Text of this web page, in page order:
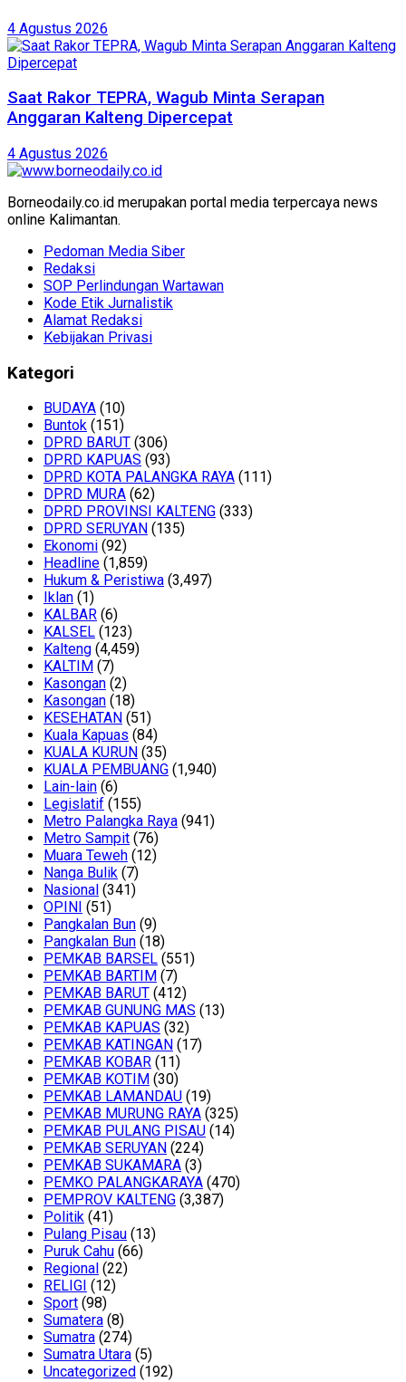
4 Agustus 2026
Saat Rakor TEPRA, Wagub Minta Serapan
Anggaran Kalteng Dipercepat
4 Agustus 2026
Borneodaily.co.id merupakan portal media terpercaya news
online Kalimantan.
Pedoman Media Siber
Redaksi
SOP Perlindungan Wartawan
Kode Etik Jurnalistik
Alamat Redaksi
Kebijakan Privasi
Kategori
BUDAYA (10)
Buntok (151)
DPRD BARUT (306)
DPRD KAPUAS (93)
DPRD KOTA PALANGKA RAYA (111)
DPRD MURA (62)
DPRD PROVINSI KALTENG (333)
DPRD SERUYAN (135)
Ekonomi (92)
Headline (1,859)
Hukum & Peristiwa (3,497)
Iklan (1)
KALBAR (6)
KALSEL (123)
Kalteng (4,459)
KALTIM (7)
Kasongan (2)
Kasongan (18)
KESEHATAN (51)
Kuala Kapuas (84)
KUALA KURUN (35)
KUALA PEMBUANG (1,940)
Lain-lain (6)
Legislatif (155)
Metro Palangka Raya (941)
Metro Sampit (76)
Muara Teweh (12)
Nanga Bulik (7)
Nasional (341)
OPINI (51)
Pangkalan Bun (9)
Pangkalan Bun (18)
PEMKAB BARSEL (551)
PEMKAB BARTIM (7)
PEMKAB BARUT (412)
PEMKAB GUNUNG MAS (13)
PEMKAB KAPUAS (32)
PEMKAB KATINGAN (17)
PEMKAB KOBAR (11)
PEMKAB KOTIM (30)
PEMKAB LAMANDAU (19)
PEMKAB MURUNG RAYA (325)
PEMKAB PULANG PISAU (14)
PEMKAB SERUYAN (224)
PEMKAB SUKAMARA (3)
PEMKO PALANGKARAYA (470)
PEMPROV KALTENG (3,387)
Politik (41)
Pulang Pisau (13)
Puruk Cahu (66)
Regional (22)
RELIGI (12)
Sport (98)
Sumatera (8)
Sumatra (274)
Sumatra Utara (5)
Uncategorized (192)